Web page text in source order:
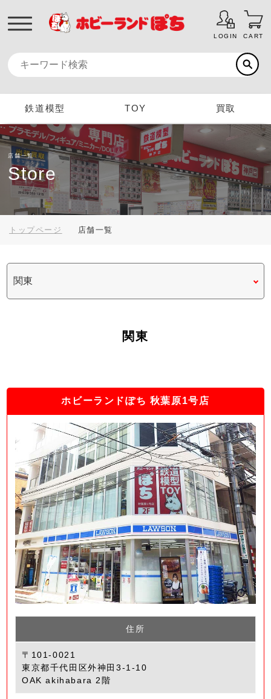
LOGIN CART
鉄道模型 TOY 買取
店舗一覧
Store
トップページ 店舗一覧
関東
ホビーランドぽち 秋葉原1号店
住所
〒101-0021
東京都千代田区外神田3-1-10
OAK akihabara 2階